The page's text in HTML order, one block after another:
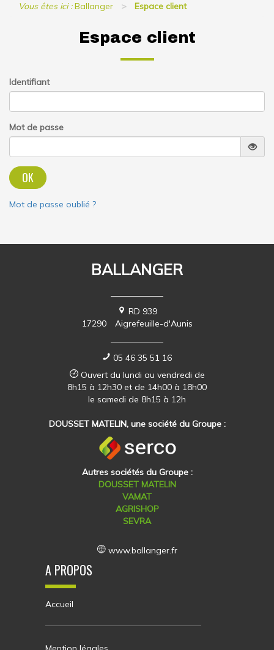
Vous êtes ici :Ballanger Espace client
Espace client
Identifiant
Mot de passe
OK
Mot de passe oublié ?
BALLANGER
RD 939
17290
Aigrefeuille-d'Aunis
05 46 35 51 16
Ouvert du lundi au vendredi de
8h15 à 12h30 et de 14h00 à 18h00
le samedi de 8h15 à 12h
DOUSSET MATELIN, une société du Groupe :
Autres sociétés du Groupe :
DOUSSET MATELIN
VAMAT
AGRISHOP
SEVRA
www.ballanger.fr
A PROPOS
Accueil